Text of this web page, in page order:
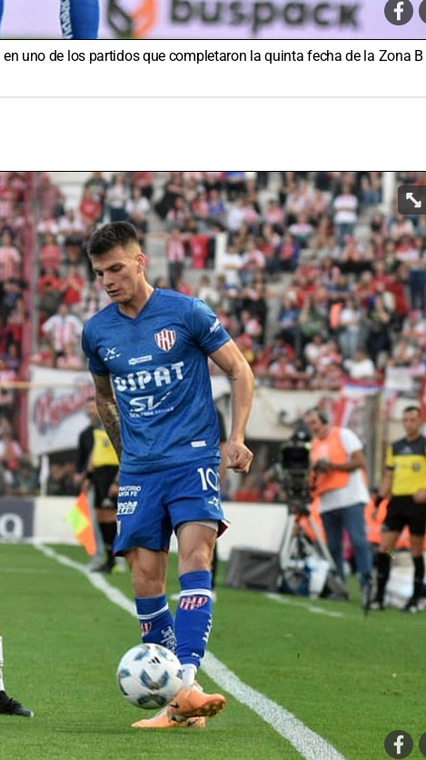
uno de los partidos que completaron la quinta fecha de la Zona B